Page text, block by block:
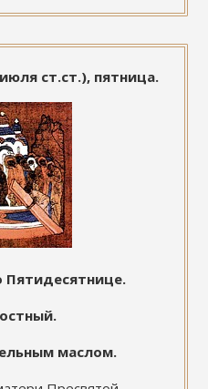
ст.ст.), пятница.
Пятидесятнице.
маслом.